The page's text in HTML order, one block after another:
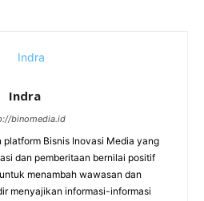
Indra
binomedia.id
platform Bisnis Inovasi Media yang
dan pemberitaan bernilai positif
menambah wawasan dan
menyajikan informasi-informasi